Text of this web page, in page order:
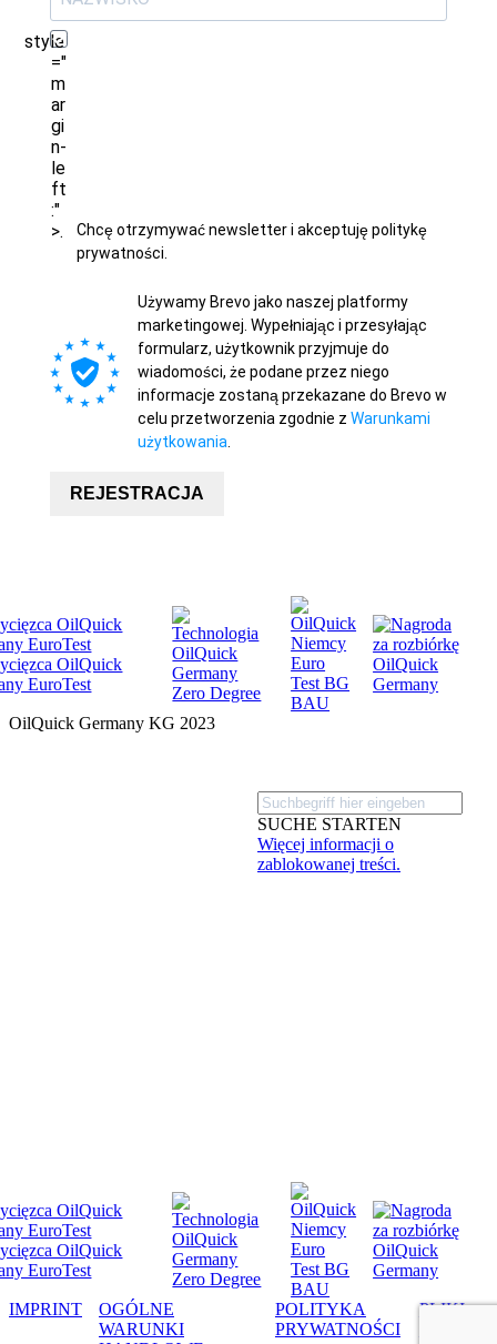
style
="
m
ar
gi
n-
le
ft
:"
>.
Chcę otrzymywać newsletter i akceptuję politykę
prywatności.
Używamy Brevo jako naszej platformy
marketingowej. Wypełniając i przesyłając
formularz, użytkownik przyjmuje do
wiadomości, że podane przez niego
informacje zostaną przekazane do Brevo w
celu przetworzenia zgodnie z Warunkami
użytkowania
REJESTRACJA
OilQuick Germany KG 2023
IMPRINT
OGÓLNE
WARUNKI
POLITYKA
PRYWATNOŚCI
PLIKI
SUCHE STARTEN
Więcej informacji o
zablokowanej treści.